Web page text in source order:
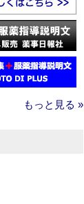
もっと見る »